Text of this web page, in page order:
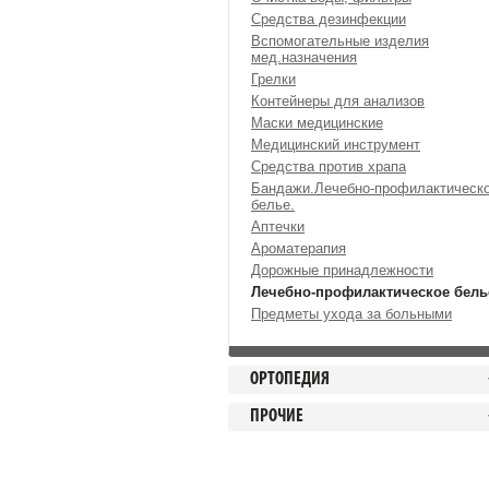
Средства дезинфекции
Вспомогательные изделия
мед.назначения
Грелки
Контейнеры для анализов
Маски медицинские
Медицинский инструмент
Средства против храпа
Бандажи.Лечебно-
белье.
Аптечки
Ароматерапия
Дорожные принадлежности
Лечебно-профилактическое
Предметы ухода за больными
ОРТОПЕДИЯ
ПРОЧИЕ